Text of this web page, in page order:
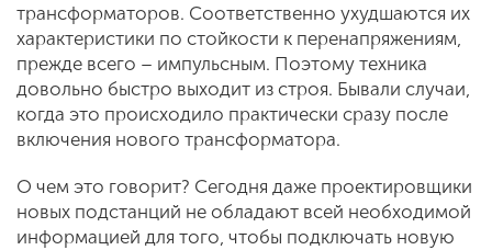
трансформаторов. Соответственно ухудшаются их
характеристики по стойкости к перенапряжениям,
прежде всего – импульсным. Поэтому техника
довольно быстро выходит из строя. Бывали случаи,
когда это происходило практически сразу после
включения нового трансформатора.
О чем это говорит? Сегодня даже проектировщики
новых подстанций не обладают всей необходимой
информацией для того, чтобы подключать новую